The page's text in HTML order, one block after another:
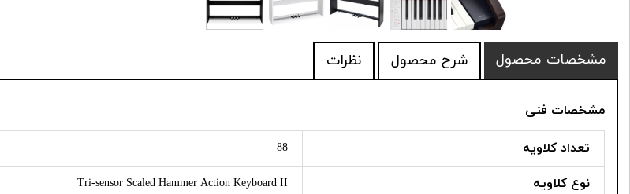
مشخصات محصول شرح محصول نظرات
مشخصات فنی
تعداد کلاویه 88
نوع کلاویه Tri-sensor Scaled Hammer Action Keyboard II